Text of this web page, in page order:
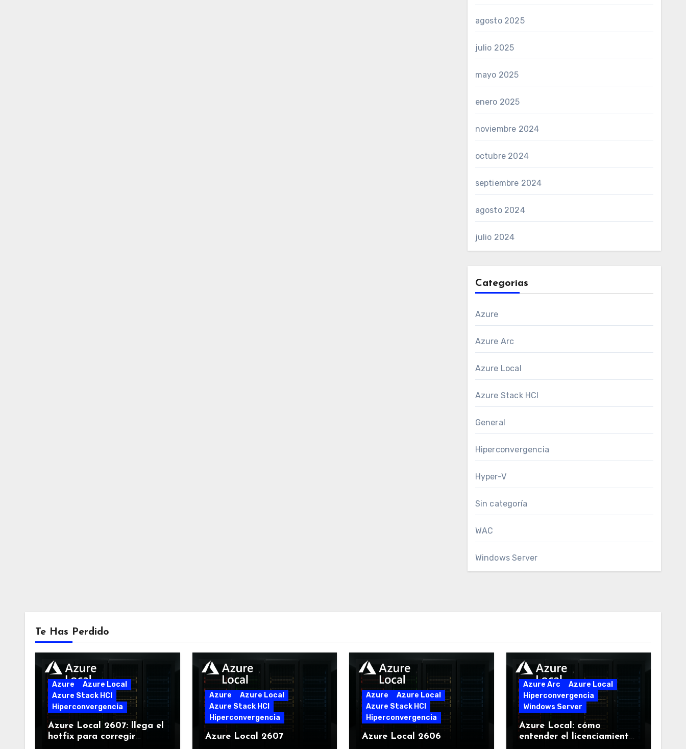
agosto 2025
julio 2025
mayo 2025
enero 2025
noviembre 2024
octubre 2024
septiembre 2024
agosto 2024
julio 2024
Categorías
Azure
Azure Arc
Azure Local
Azure Stack HCI
General
Hiperconvergencia
Hyper-V
Sin categoría
WAC
Windows Server
Te Has Perdido
Azure
Azure Local
Azure Stack HCI
Hiperconvergencia
Azure Local 2607: llega el
hotfix para corregir
Azure
Azure Local
Azure Stack HCI
Hiperconvergencia
Azure Local 2607
Azure
Azure Local
Azure Stack HCI
Hiperconvergencia
Azure Local 2606
Azure Arc
Azure Local
Hiperconvergencia
Windows Server
Azure Local: cómo
entender el licenciamiento